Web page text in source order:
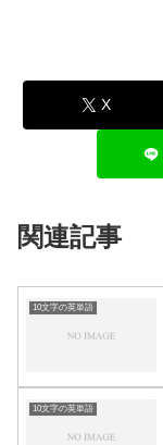
X
関連記事
10文字の英単語
10文字の英単語